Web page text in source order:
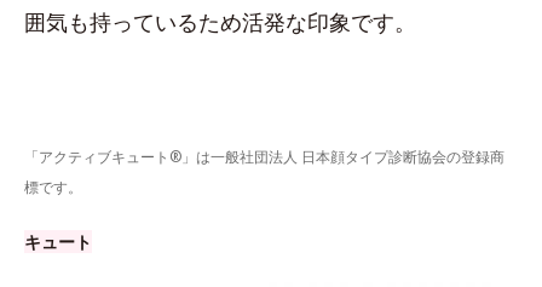
囲気も持っているため活発な印象です。
「アクティブキュート®」は一般社団法人 日本顔タイプ診断協会の登録商
標です。
キュート